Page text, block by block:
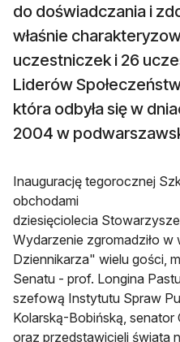
do doświadczania i
właśnie
uczestniczek i 26
Liderów
która odbyła się w
2004 w
Inaugurację tegorocznej
obchodami
dziesięciolecia
Wydarzenie zgromadziło
Dziennikarza" wielu gości,
Senatu - prof. Longina
szefową Instytutu Spraw
Kolarską-Bobińską,
oraz przedstawicieli świata